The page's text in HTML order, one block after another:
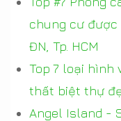
chung cư được
ĐN, Tp. HCM
Top 7 loại hình
thất biệt thự
Angel Island -